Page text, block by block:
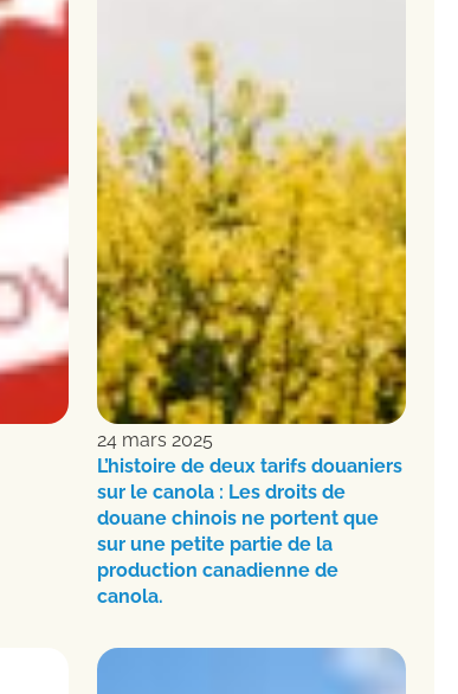
24 mars 2025
L’histoire de deux tarifs douaniers
sur le canola : Les droits de
douane chinois ne portent que
sur une petite partie de la
production canadienne de
canola.